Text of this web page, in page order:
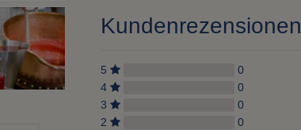
Kundenrezensionen
5
0
4
0
3
0
2
0